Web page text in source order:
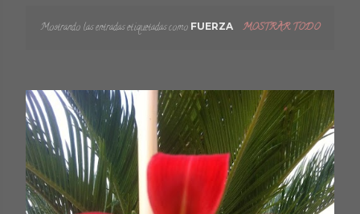
n
t
r
a
Mostrando las entradas etiquetadas como FUERZA MOSTRAR TODO